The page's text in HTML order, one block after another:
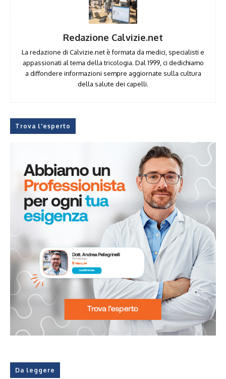
Redazione Calvizie.net
La redazione di Calvizie.net è formata da medici, specialisti e
appassionati al tema della tricologia. Dal 1999, ci dedichiamo
a diffondere informazioni sempre aggiornate sulla cultura
della salute dei capelli.
Trova l'esperto
Da leggere